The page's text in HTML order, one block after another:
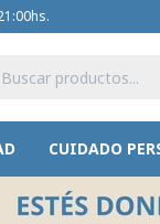
CUIDADO